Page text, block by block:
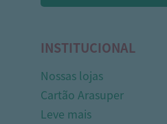
INSTITUCIONAL
Nossas lojas
Cartão Arasuper
Leve mais